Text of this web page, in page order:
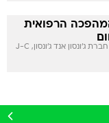
הרפואית
שירות לציבור. מוגש בחסות חברת ג'ונסון אנד ג'ונסון, J-C